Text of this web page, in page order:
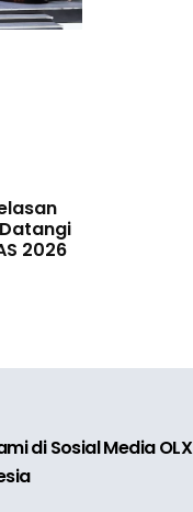
2026
di Sosial Media OLX